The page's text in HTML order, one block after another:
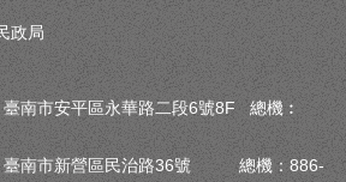
政局
南市安平區永華路二段6號8F 總機︰
臺南市新營區民治路36號 總機：886-